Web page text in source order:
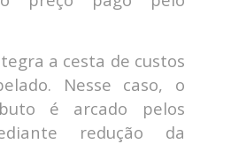
a cesta de custos
Nesse caso, o
é arcado pelos
redução da